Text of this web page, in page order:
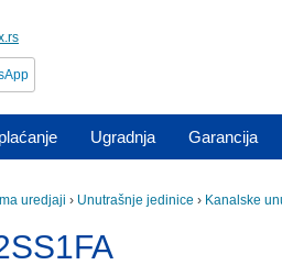
Ugradnja Garancija
uredjaji › Unutrašnje jedinice › Kanalske